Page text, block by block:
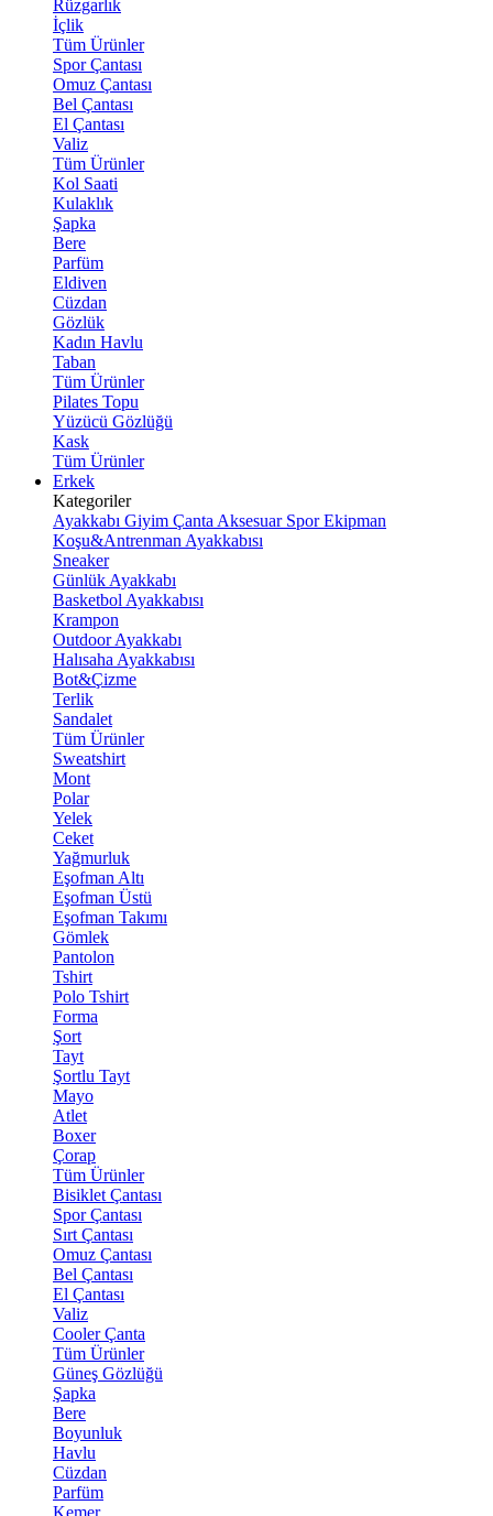
Rüzgarlık
İçlik
Tüm Ürünler
Spor Çantası
Omuz Çantası
Bel Çantası
El Çantası
Valiz
Tüm Ürünler
Kol Saati
Kulaklık
Şapka
Bere
Parfüm
Eldiven
Cüzdan
Gözlük
Kadın Havlu
Taban
Tüm Ürünler
Pilates Topu
Yüzücü Gözlüğü
Kask
Tüm Ürünler
Erkek
Kategoriler
Ayakkabı Giyim Çanta Aksesuar Spor Ekipman
Koşu&Antrenman Ayakkabısı
Sneaker
Günlük Ayakkabı
Basketbol Ayakkabısı
Krampon
Outdoor Ayakkabı
Halısaha Ayakkabısı
Bot&Çizme
Terlik
Sandalet
Tüm Ürünler
Sweatshirt
Mont
Polar
Yelek
Ceket
Yağmurluk
Eşofman Altı
Eşofman Üstü
Eşofman Takımı
Gömlek
Pantolon
Tshirt
Polo Tshirt
Forma
Şort
Tayt
Şortlu Tayt
Mayo
Atlet
Boxer
Çorap
Tüm Ürünler
Bisiklet Çantası
Spor Çantası
Sırt Çantası
Omuz Çantası
Bel Çantası
El Çantası
Valiz
Cooler Çanta
Tüm Ürünler
Güneş Gözlüğü
Şapka
Bere
Boyunluk
Havlu
Cüzdan
Parfüm
Kemer